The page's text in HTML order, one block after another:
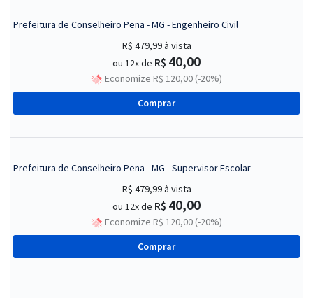
Prefeitura de Conselheiro Pena - MG - Engenheiro Civil
R$ 479,99à vista
ou 12x de R$ 40,00
Economize R$ 120,00 (-20%)
Comprar
Prefeitura de Conselheiro Pena - MG - Supervisor Escolar
R$ 479,99à vista
ou 12x de R$ 40,00
Economize R$ 120,00 (-20%)
Comprar